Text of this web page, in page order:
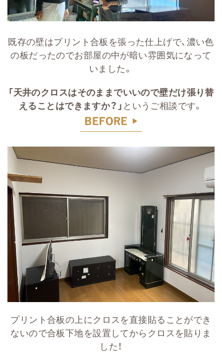
既存の壁はプリント合板を張った仕上げで、濃い色
の板だったのでお部屋の中が暗い雰囲気になって
いました。
「天井のクロスはそのままでいいので壁だけ張り替
えることはできますか？」 というご相談です。
プリント合板の上にクロスを直接貼ることができ
ないので合板下地を設置してからクロスを貼りま
した！